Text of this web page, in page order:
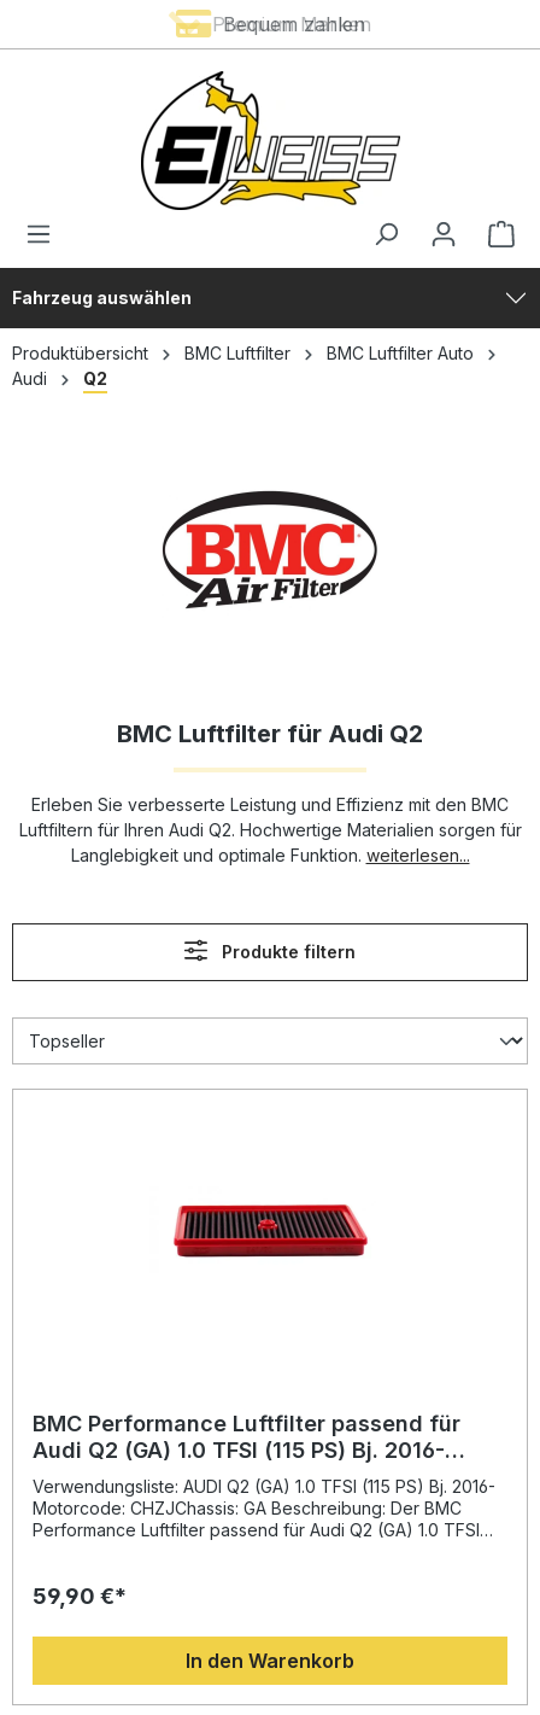
Premium Marken
Bequem zahlen
Fahrzeug auswählen
Produktübersicht BMC Luftfilter
BMC Luftfilter Auto
Audi
Q2
BMC Luftfilter für Audi Q2
Erleben Sie verbesserte Leistung und Effizienz mit den BMC
Luftfiltern für Ihren Audi Q2. Hochwertige Materialien sorgen für
Langlebigkeit und optimale Funktion. weiterlesen...
Produkte filtern
BMC Performance Luftfilter passend für
Audi Q2 (GA) 1.0 TFSI (115 PS) Bj. 2016-
FB941/20
Verwendungsliste: AUDI Q2 (GA) 1.0 TFSI (115 PS) Bj. 2016-
Motorcode: CHZJChassis: GA Beschreibung: Der BMC
Performance Luftfilter passend für Audi Q2 (GA) 1.0 TFSI
erhöhen. Durch den Einsatz von hochwertiger
minimiert, was zu einer verbesserten Motorleistung und
einem direkteren Ansprechverhalten führt. Die BMC
Luftfilter kommen ursprünglich aus der Formel 1 und
überzeugen durch ihre präzise Verarbeitung und perfekte
59,90 €*
In den Warenkorb